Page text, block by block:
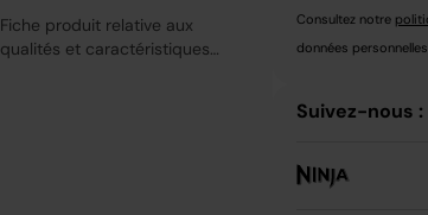
Fiche produit relative aux
qualités et caractéristiques
Consultez notre
données
Suivez-nous :